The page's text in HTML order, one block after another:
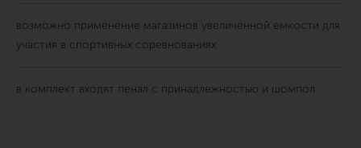
возможно применение магазинов увеличенной емкости для
участия в спортивных соревнованиях
в комплект входят пенал с принадлежностью и шомпол